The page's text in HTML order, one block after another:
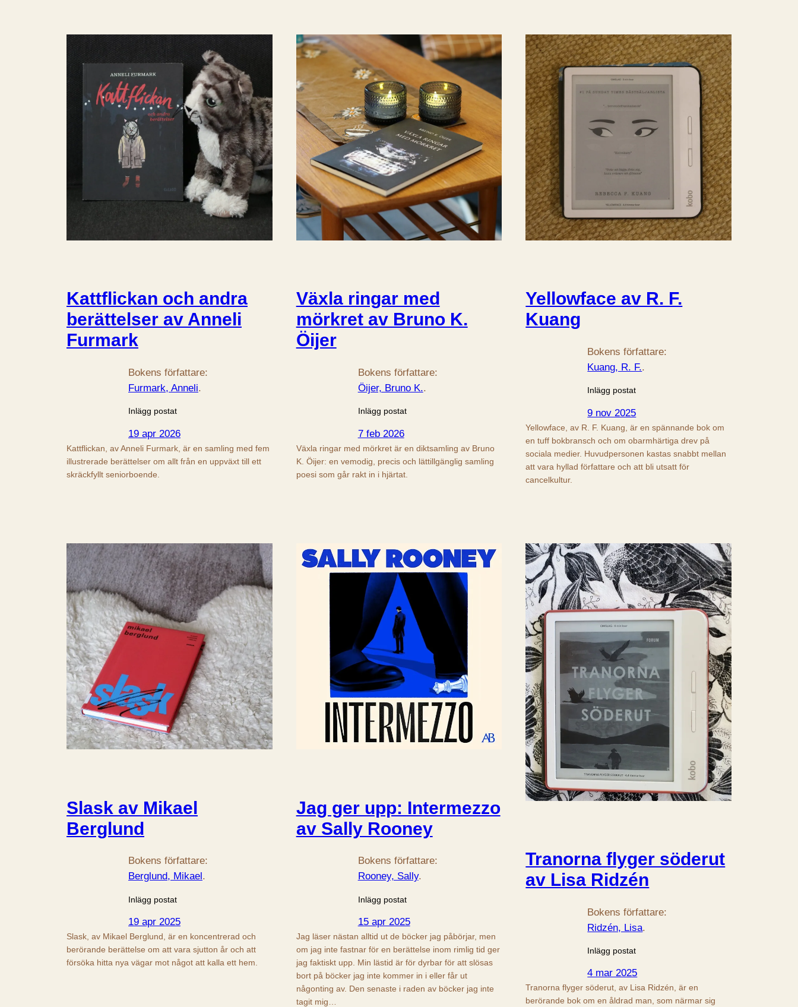
Kattflickan och andra
berättelser av Anneli
Furmark
Bokens författare:
Furmark, Anneli.
Inlägg postat
19 apr 2026
Kattflickan, av Anneli Furmark, är en samling med fem
illustrerade berättelser om allt från en uppväxt till ett
skräckfyllt seniorboende.
Växla ringar med
mörkret av Bruno K.
Öijer
Bokens författare:
Öijer, Bruno K..
Inlägg postat
7 feb 2026
Växla ringar med mörkret är en diktsamling av Bruno
K. Öijer: en vemodig, precis och lättillgänglig samling
poesi som går rakt in i hjärtat.
Yellowface av R. F.
Kuang
Bokens författare:
Kuang, R. F..
Inlägg postat
9 nov 2025
Yellowface, av R. F. Kuang, är en spännande bok om
en tuff bokbransch och om obarmhärtiga drev på
sociala medier. Huvudpersonen kastas snabbt mellan
att vara hyllad författare och att bli utsatt för
cancelkultur.
Slask av Mikael
Berglund
Bokens författare:
Berglund, Mikael.
Inlägg postat
19 apr 2025
Slask, av Mikael Berglund, är en koncentrerad och
berörande berättelse om att vara sjutton år och att
försöka hitta nya vägar mot något att kalla ett hem.
Jag ger upp: Intermezzo
av Sally Rooney
Bokens författare:
Rooney, Sally.
Inlägg postat
15 apr 2025
Jag läser nästan alltid ut de böcker jag påbörjar, men
om jag inte fastnar för en berättelse inom rimlig tid ger
jag faktiskt upp. Min lästid är för dyrbar för att slösas
bort på böcker jag inte kommer in i eller får ut
någonting av. Den senaste i raden av böcker jag inte
tagit mig…
Tranorna flyger söderut
av Lisa Ridzén
Bokens författare:
Ridzén, Lisa.
Inlägg postat
4 mar 2025
Tranorna flyger söderut, av Lisa Ridzén, är en
berörande bok om en åldrad man, som närmar sig